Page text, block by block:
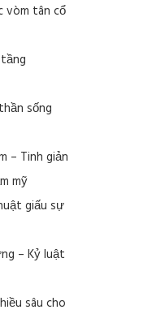
vòm tân cổ
sống
– Tinh giản
mỹ
giấu sự
– Kỷ luật
sâu cho